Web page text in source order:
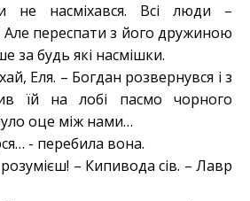
не насміхався. Всі люди –
Але переспати з його дружиною
за будь які насмішки.
– Богдан розвернувся і з
їй на лобі пасмо чорного
оце між нами…
перебила вона.
– Кипивода сів. – Лавр